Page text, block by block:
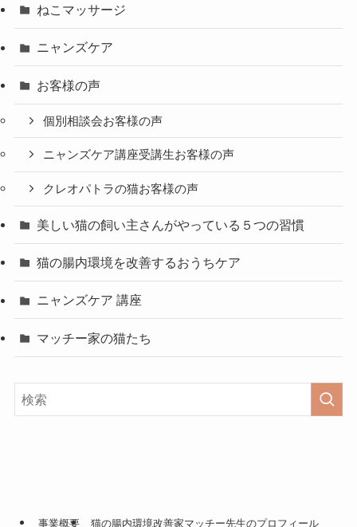
ねこマッサージ
ニャンズケア
お客様の声
個別相談会お客様の声
ニャンズケア講座受講生お客様の声
クレオパトラの猫お客様の声
美しい猫の飼い主さんがやっている５つの習慣
猫の腸内環境を改善するおうちケア
ニャンズケア 講座
マッチー家の猫たち
事業概要 猫の腸内環境改善家マッチー先生のプロフィール